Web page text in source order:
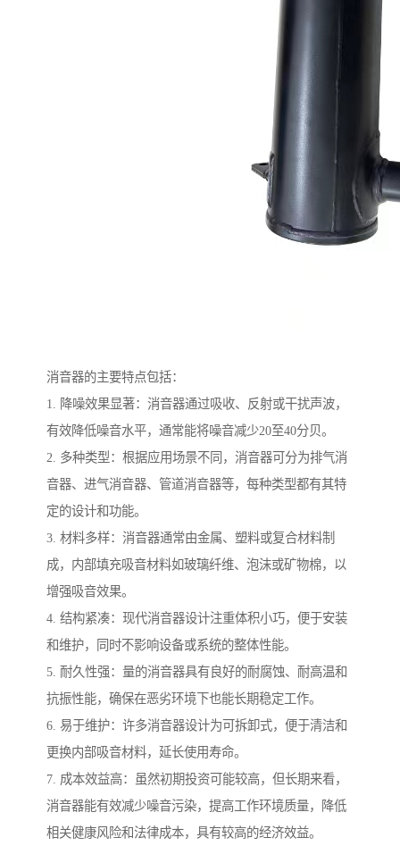
消音器的主要特点包括：
1. 降噪效果显著：消音器通过吸收、反射或干扰声波，
有效降低噪音水平，通常能将噪音减少20至40分贝。
2. 多种类型：根据应用场景不同，消音器可分为排气消
音器、进气消音器、管道消音器等，每种类型都有其特
定的设计和功能。
3. 材料多样：消音器通常由金属、塑料或复合材料制
成，内部填充吸音材料如玻璃纤维、泡沫或矿物棉，以
增强吸音效果。
4. 结构紧凑：现代消音器设计注重体积小巧，便于安装
和维护，同时不影响设备或系统的整体性能。
5. 耐久性强：量的消音器具有良好的耐腐蚀、耐高温和
抗振性能，确保在恶劣环境下也能长期稳定工作。
6. 易于维护：许多消音器设计为可拆卸式，便于清洁和
更换内部吸音材料，延长使用寿命。
7. 成本效益高：虽然初期投资可能较高，但长期来看，
消音器能有效减少噪音污染，提高工作环境质量，降低
相关健康风险和法律成本，具有较高的经济效益。